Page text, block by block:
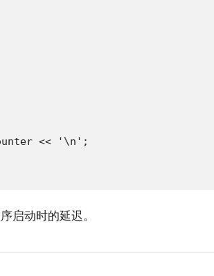
<< '\n';
启动时的延迟。